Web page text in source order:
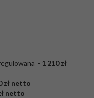
- 1 210 zł
zł netto
netto